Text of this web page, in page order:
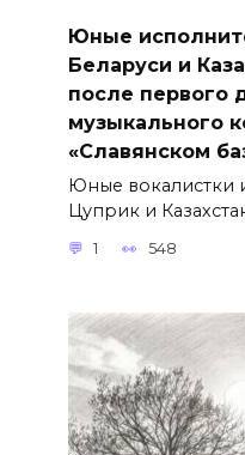
Юные
Беларуси и
после первого
музыкального
«Славянском
Юные вокалистки
Цуприк и
1 548